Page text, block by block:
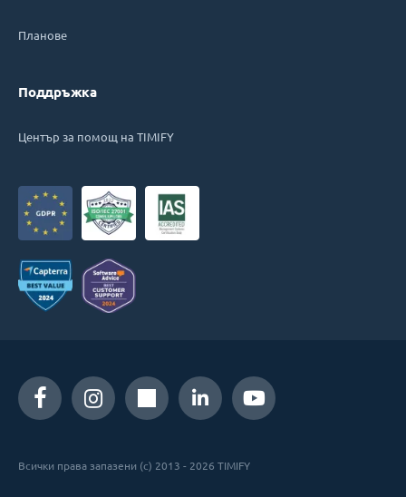
Планове
Поддръжка
Център за помощ на TIMIFY
Всички права запазени (c) 2013 - 2026 TIMIFY